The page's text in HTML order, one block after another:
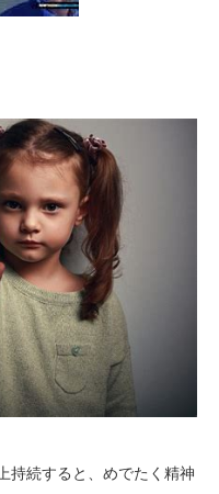
持続すると、めでたく精神